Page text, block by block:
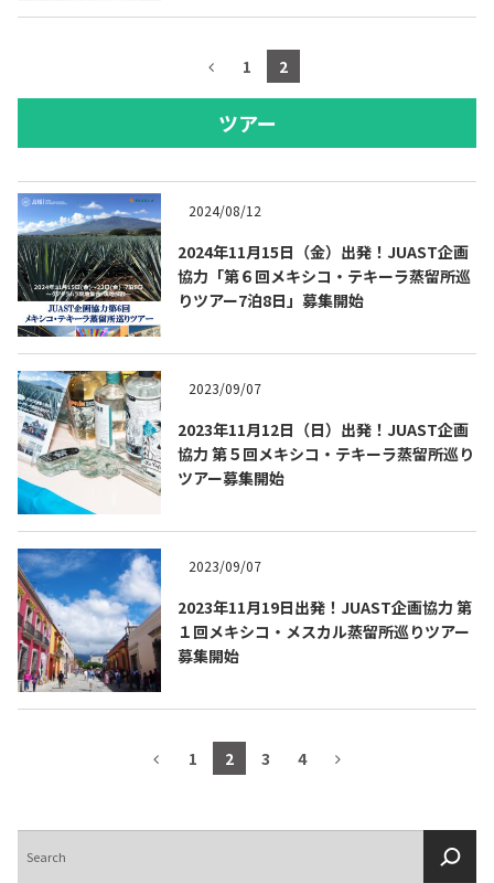
1 2
ツアー
2024/08/12
2024年11月15日（金）出発！JUAST企画
協力「第６回メキシコ・テキーラ蒸留所巡
りツアー7泊8日」募集開始
2023/09/07
2023年11月12日（日）出発！JUAST企画
協力 第５回メキシコ・テキーラ蒸留所巡り
ツアー募集開始
2023/09/07
2023年11月19日出発！JUAST企画協力 第
１回メキシコ・メスカル蒸留所巡りツアー
募集開始
1 2 3 4
索